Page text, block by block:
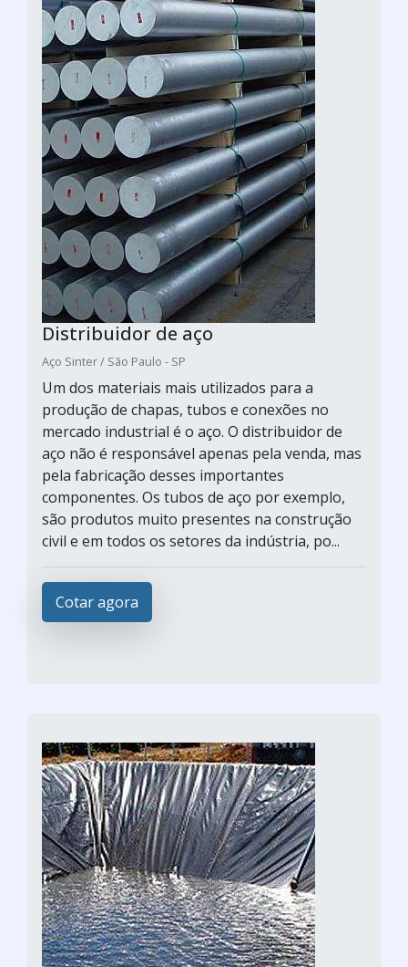
Distribuidor de aço
Aço Sinter / São Paulo - SP
Um dos materiais mais utilizados para a
produção de chapas, tubos e conexões no
mercado industrial é o aço. O distribuidor de
aço não é responsável apenas pela venda, mas
pela fabricação desses importantes
componentes. Os tubos de aço por exemplo,
são produtos muito presentes na construção
civil e em todos os setores da indústria, po...
Cotar agora